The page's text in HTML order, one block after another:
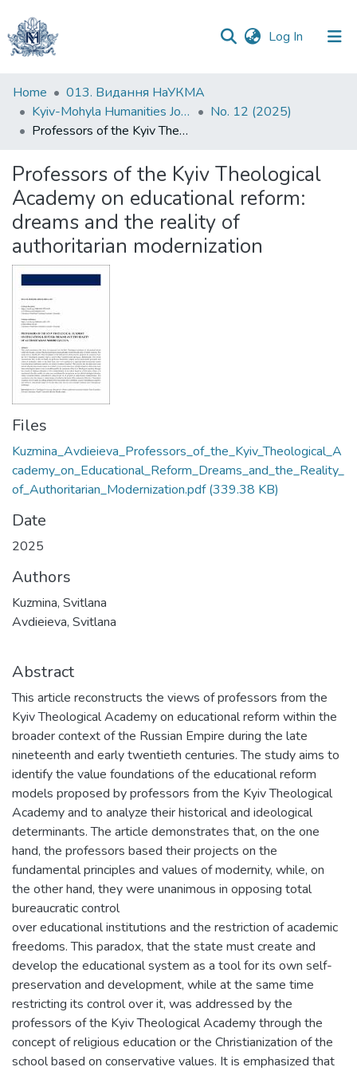
Log In (current)
Communities
&
Collections
Statistics
Home
013. Видання НаУКМА
Kyiv-Mohyla Humanities Journal
No. 12 (2025)
Professors of the Kyiv Theological Academy on educational reform: dreams and the reality of authoritarian modernization
Professors of the Kyiv Theological
Academy on educational reform:
dreams and the reality of
authoritarian modernization
Files
Kuzmina_Avdieieva_Professors_of_the_Kyiv_Theological_A
cademy_on_Educational_Reform_Dreams_and_the_Reality_
of_Authoritarian_Modernization.pdf(339.38 KB)
Date
2025
Authors
Kuzmina, Svitlana
Avdieieva, Svitlana
Abstract
This article reconstructs the views of professors from the
Kyiv Theological Academy on educational reform within the
broader context of the Russian Empire during the late
nineteenth and early twentieth centuries. The study aims to
identify the value foundations of the educational reform
models proposed by professors from the Kyiv Theological
Academy and to analyze their historical and ideological
determinants. The article demonstrates that, on the one
hand, the professors based their projects on the
fundamental principles and values of modernity, while, on
the other hand, they were unanimous in opposing total
bureaucratic control
over educational institutions and the restriction of academic
freedoms. This paradox, that the state must create and
develop the educational system as a tool for its own self-
preservation and development, while at the same time
restricting its control over it, was addressed by the
professors of the Kyiv Theological Academy through the
concept of religious education or the Christianization of the
school based on conservative values. It is emphasized that